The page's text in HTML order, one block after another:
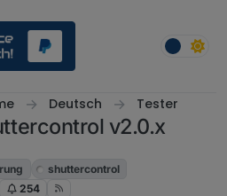
Deutsch Tester
v2.0.x
shuttercontrol
254